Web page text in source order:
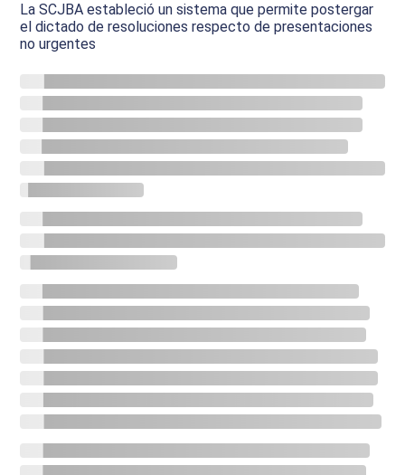
La SCJBA estableció un sistema que permite postergar
el dictado de resoluciones respecto de presentaciones
no urgentes